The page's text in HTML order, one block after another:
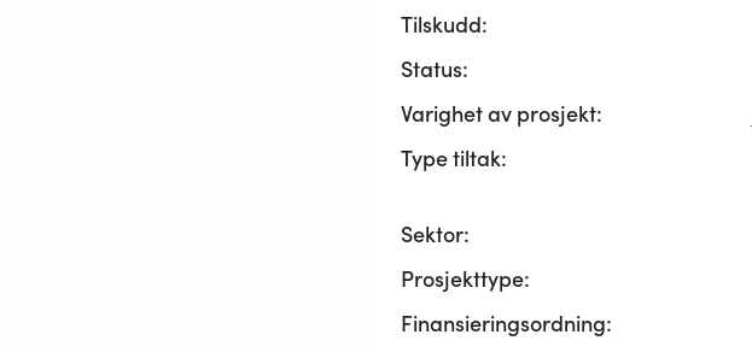
Tilskudd:
Status:
Varighet av prosjekt:
Type tiltak:
Sektor:
Prosjekttype:
Finansieringsordning: